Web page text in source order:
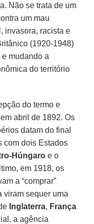
Não se trata de um
um mau
invasora, racista e
(1920-1948)
mudando a
do território
do termo e
em abril de 1892. Os
datam do final
com dois Estados
Húngaro e o
em 1918, os
a “comprar”
viram sequer uma
Inglaterra, França
a agência